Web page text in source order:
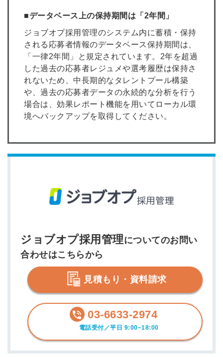
■データベース上の保持期間は「2年間」
ジョブオプ採用管理のシステム内に蓄積・保持
される応募者情報のデータベース保持期間は、
「一律2年間」と規定されています。2年を超過
した過去の応募者レジュメや選考履歴は保持さ
れないため、中長期的なタレントプール構築
や、過去の応募者データの永続的な分析を行う
場合は、効果レポート機能を用いてローカル環
境へバックアップを取得してください。
ジョブオプ採用管理についてのお問い
合わせはこちらから
見積もり・資料請求
03-6633-2974
電話受付／平日 9:00~18:00